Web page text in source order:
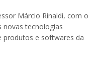
Márcio Rinaldi, com o
novas tecnologias
produtos e softwares da